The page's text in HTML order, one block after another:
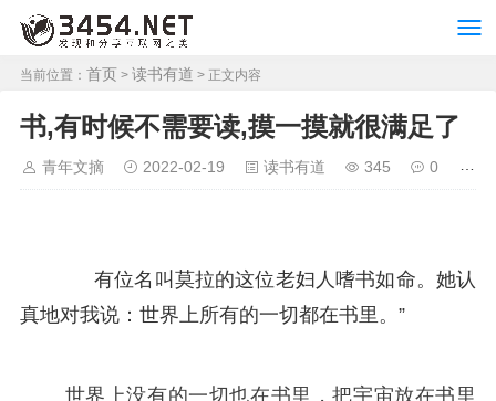
当前位置： 首页 > 读书有道 > 正文内容
书,有时候不需要读,摸一摸就很满足了
青年文摘 2022-02-19 读书有道 345 0
有位名叫莫拉的这位老妇人嗜书如命。她认
真地对我说：世界上所有的一切都在书里。”